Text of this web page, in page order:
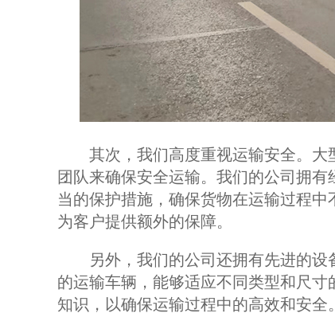
其次，我们高度重视运输安全。大
团队来确保安全运输。我们的公司拥
当的保护措施，确保货物在运输过程
为客户提供额外的保障。
另外，我们的公司还拥有先进的设
的运输车辆，能够适应不同类型和尺
知识，以确保运输过程中的高效和安全。